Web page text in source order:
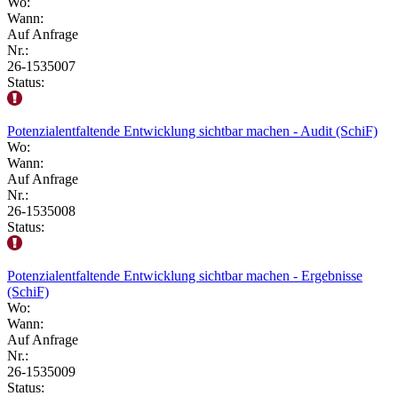
Wann:
Auf Anfrage
Nr.:
26-1535007
Status:
Potenzialentfaltende Entwicklung sichtbar machen - Audit (SchiF)
Wo:
Wann:
Auf Anfrage
Nr.:
26-1535008
Status:
Potenzialentfaltende Entwicklung sichtbar machen - Ergebnisse
(SchiF)
Wo:
Wann:
Auf Anfrage
Nr.:
26-1535009
Status: